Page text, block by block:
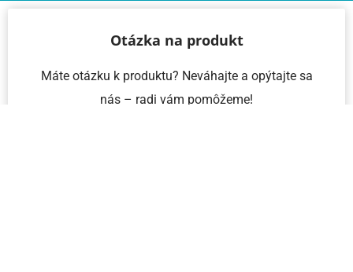
Otázka na produkt
Máte otázku k produktu? Neváhajte a opýtajte sa
nás – radi vám pomôžeme!